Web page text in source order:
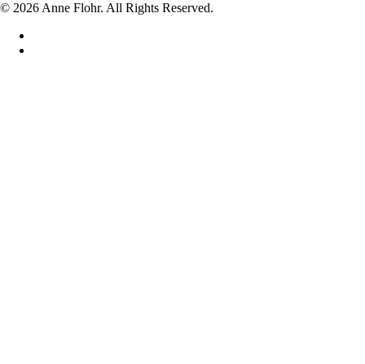
© 2026 Anne Flohr. All Rights Reserved.